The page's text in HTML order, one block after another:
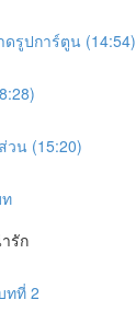
ดรูปการ์ตูน (14:54)
วน (15:20)
รัก
ทที่ 2